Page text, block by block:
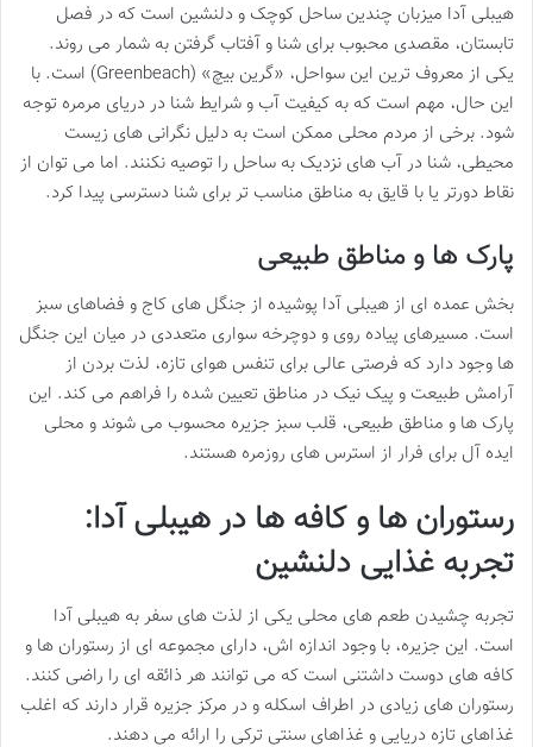
هیبلی آدا میزبان چندین ساحل کوچک و دلنشین است که در فصل
تابستان، مقصدی محبوب برای شنا و آفتاب گرفتن به شمار می روند.
یکی از معروف ترین این سواحل، «گرین بیچ» (Greenbeach) است. با
این حال، مهم است که به کیفیت آب و شرایط شنا در دریای مرمره توجه
شود. برخی از مردم محلی ممکن است به دلیل نگرانی های زیست
محیطی، شنا در آب های نزدیک به ساحل را توصیه نکنند. اما می توان از
نقاط دورتر یا با قایق به مناطق مناسب تر برای شنا دسترسی پیدا کرد.
پارک ها و مناطق طبیعی
بخش عمده ای از هیبلی آدا پوشیده از جنگل های کاج و فضاهای سبز
است. مسیرهای پیاده روی و دوچرخه سواری متعددی در میان این جنگل
ها وجود دارد که فرصتی عالی برای تنفس هوای تازه، لذت بردن از
آرامش طبیعت و پیک نیک در مناطق تعیین شده را فراهم می کند. این
پارک ها و مناطق طبیعی، قلب سبز جزیره محسوب می شوند و محلی
ایده آل برای فرار از استرس های روزمره هستند.
رستوران ها و کافه ها در هیبلی آدا:
تجربه غذایی دلنشین
تجربه چشیدن طعم های محلی یکی از لذت های سفر به هیبلی آدا
است. این جزیره، با وجود اندازه اش، دارای مجموعه ای از رستوران ها و
کافه های دوست داشتنی است که می توانند هر ذائقه ای را راضی کنند.
رستوران های زیادی در اطراف اسکله و در مرکز جزیره قرار دارند که اغلب
غذاهای تازه دریایی و غذاهای سنتی ترکی را ارائه می دهند.